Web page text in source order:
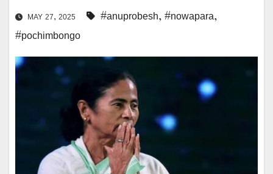
MAY 27, 2025 #anuprobesh, #nowapara,
#pochimbongo